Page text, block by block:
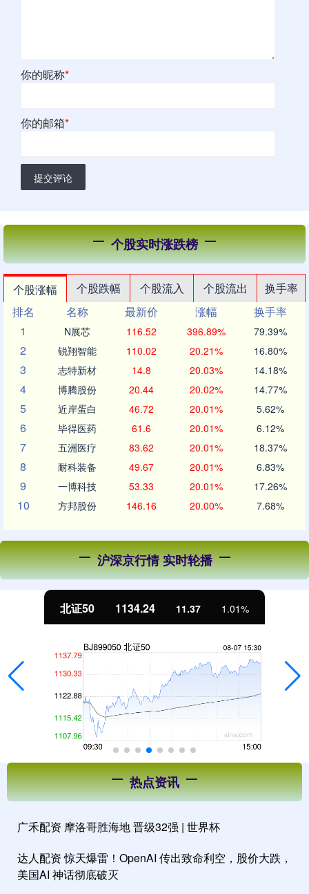
你的昵称*
你的邮箱*
提交评论
个股实时涨跌榜
个股涨幅 个股跌幅 个股流入 个股流出
换手率
排名
名称 最新价 涨幅
换手率
1
N展芯 116.52 396.89% 79.39%
2 锐翔智能 110.02 20.21% 16.80%
3 志特新材 14.8 20.03% 14.18%
4 博腾股份 20.44 20.02% 14.77%
5 近岸蛋白 46.72 20.01% 5.62%
6 毕得医药 61.6 20.01% 6.12%
7 五洲医疗 83.62 20.01% 18.37%
8 耐科装备 49.67 20.01% 6.83%
9 一博科技 53.33 20.01% 17.26%
10 方邦股份 146.16 20.00% 7.68%
沪深京行情 实时轮播
北证50 1134.24 11.37 1.01%
热点资讯
广禾配资 摩洛哥胜海地 晋级32强 | 世界杯
达人配资 惊天爆雷！OpenAI 传出致命利空，股价大跌，
美国AI 神话彻底破灭